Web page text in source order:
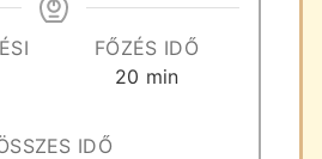
FŐZÉS IDŐ
20 perc
min
IDŐ